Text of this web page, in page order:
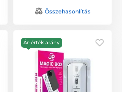
Összehasonlítás
Ár-érték arány